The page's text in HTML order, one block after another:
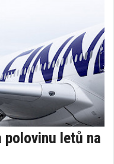
polovinu letů na